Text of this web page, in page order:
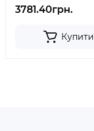
3781.40грн.
Купити